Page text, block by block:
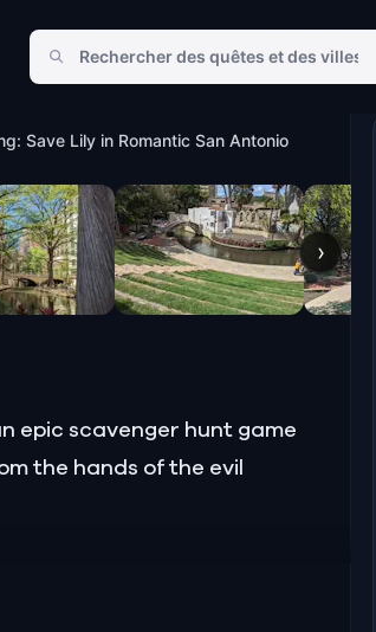
Antonio
Save Lily in Romantic San Antonio
›
epic scavenger hunt game
the hands of the evil
will regale in an ancient
movie filmed at the Arneson